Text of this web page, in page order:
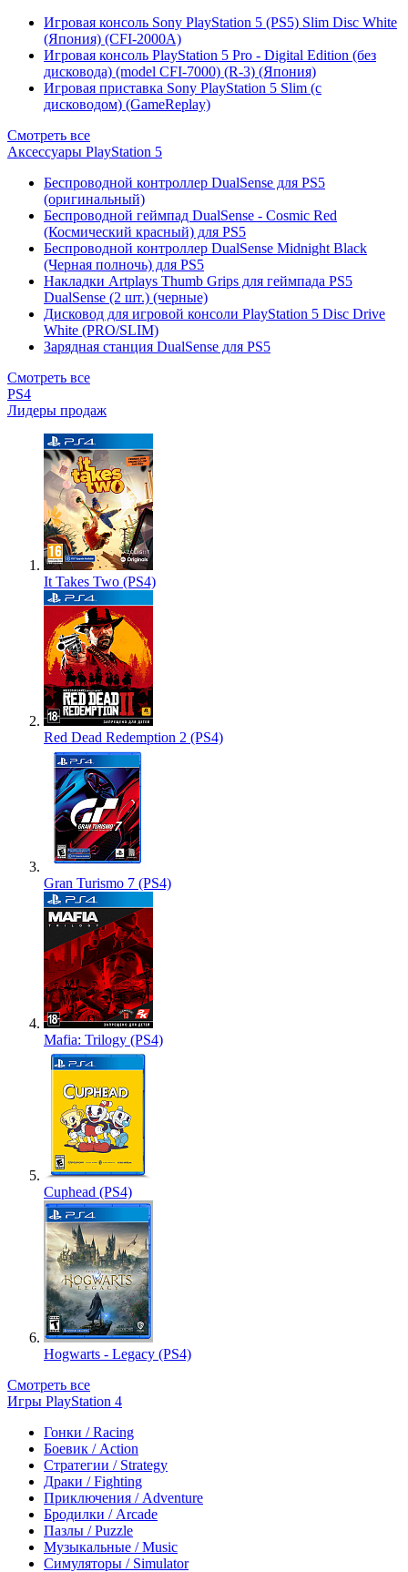
Игровая консоль Sony PlayStation 5 (PS5) Slim Disc White
(Япония) (CFI-2000A)
Игровая консоль PlayStation 5 Pro - Digital Edition (без
дисковода) (model CFI-7000) (R-3) (Япония)
Игровая приставка Sony PlayStation 5 Slim (с
дисководом) (GameReplay)
Смотреть все
Аксессуары PlayStation 5
Беспроводной контроллер DualSense для PS5
(оригинальный)
Беспроводной геймпад DualSense - Cosmic Red
(Космический красный) для PS5
Беспроводной контроллер DualSense Midnight Black
(Черная полночь) для PS5
Накладки Artplays Thumb Grips для геймпада PS5
DualSense (2 шт.) (черные)
Дисковод для игровой консоли PlayStation 5 Disc Drive
White (PRO/SLIM)
Зарядная станция DualSense для PS5
Смотреть все
PS4
Лидеры продаж
It Takes Two (PS4)
Red Dead Redemption 2 (PS4)
Gran Turismo 7 (PS4)
Mafia: Trilogy (PS4)
Cuphead (PS4)
Hogwarts - Legacy (PS4)
Смотреть все
Игры PlayStation 4
Гонки / Racing
Боевик / Action
Стратегии / Strategy
Драки / Fighting
Приключения / Adventure
Бродилки / Arcade
Пазлы / Puzzle
Музыкальные / Music
Симуляторы / Simulator